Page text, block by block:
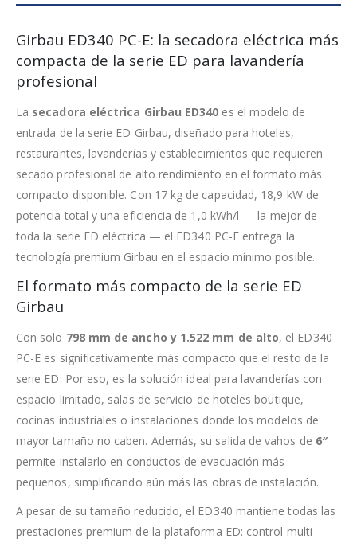
Girbau ED340 PC-E: la secadora eléctrica más
compacta de la serie ED para lavandería
profesional
La secadora eléctrica Girbau ED340 es el modelo de
entrada de la serie ED Girbau, diseñado para hoteles,
restaurantes, lavanderías y establecimientos que requieren
secado profesional de alto rendimiento en el formato más
compacto disponible. Con 17 kg de capacidad, 18,9 kW de
potencia total y una eficiencia de 1,0 kWh/l — la mejor de
toda la serie ED eléctrica — el ED340 PC-E entrega la
tecnología premium Girbau en el espacio mínimo posible.
El formato más compacto de la serie ED
Girbau
Con solo 798 mm de ancho y 1.522 mm de alto, el ED340
PC-E es significativamente más compacto que el resto de la
serie ED. Por eso, es la solución ideal para lavanderías con
espacio limitado, salas de servicio de hoteles boutique,
cocinas industriales o instalaciones donde los modelos de
mayor tamaño no caben. Además, su salida de vahos de 6″
permite instalarlo en conductos de evacuación más
pequeños, simplificando aún más las obras de instalación.
A pesar de su tamaño reducido, el ED340 mantiene todas las
prestaciones premium de la plataforma ED: control multi-